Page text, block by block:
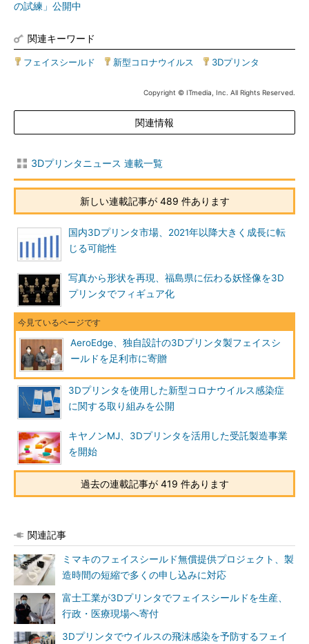
の試練」公開中
関連キーワード
フェイスシールド 新型コロナウイルス 3Dプリンタ
Copyright © ITmedia, Inc. All Rights Reserved.
関連情報
3Dプリンタニュース 連載一覧
新しい連載記事が 489 件あります
国内3Dプリンタ市場、2021年以降大きく成長に転
じる可能性
写真から形状を再現、福島県に伝わる妖怪像を3D
プリンタでフィギュア化
AeroEdge、独自設計の3Dプリンタ製フェイスシ
ールドを足利市に寄贈
3Dプリンタを使用した新型コロナウイルス感染症
に関する取り組みを公開
キヤノンMJ、3Dプリンタを活用した受託製造事業
を開始
過去の連載記事が 419 件あります
関連記事
ミマキのフェイスシールド無償提供プロジェクト、製
造時間の短縮で多くの申し込みに対応
富士工業が3Dプリンタでフェイスシールドを生産、
行政・医療現場へ寄付
3Dプリンタでウイルスの飛沫感染を予防するフェイ